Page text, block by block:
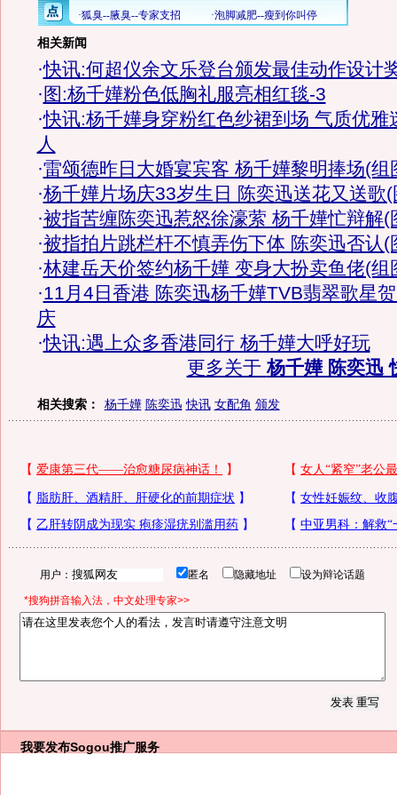
相关新闻
·快讯:何超仪余文乐登台颁发最佳动作设计
· 图:杨千嬅粉色低胸礼服亮相红毯-3
·快讯:杨千嬅身穿粉红色纱裙到场 气质优雅
人
·雷颂德昨日大婚宴宾客 杨千嬅黎明捧场(组
·杨千嬅片场庆33岁生日 陈奕迅送花又送歌(
·被指苦缠陈奕迅惹怒徐濠萦 杨千嬅忙辩解(
·被指拍片跳栏杆不慎弄伤下体 陈奕迅否认(
·林建岳天价签约杨千嬅 变身大扮卖鱼佬(组
·11月4日香港 陈奕迅杨千嬅TVB翡翠歌星
庆
·快讯:遇上众多香港同行 杨千嬅大呼好玩
更多关于杨千嬅 陈奕迅
相关搜索： 杨千嬅 陈奕迅 快讯 女配角 颁发
用户： 匿名 隐藏地址 设为辩论话题
*搜狗拼音输入法，中文处理专家>>
我要发布Sogou推广服务